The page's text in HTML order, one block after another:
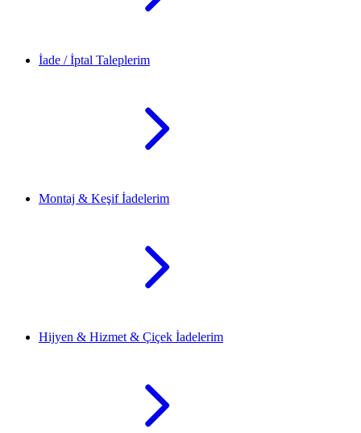
İade / İptal Taleplerim
Montaj & Keşif İadelerim
Hijyen & Hizmet & Çiçek İadelerim